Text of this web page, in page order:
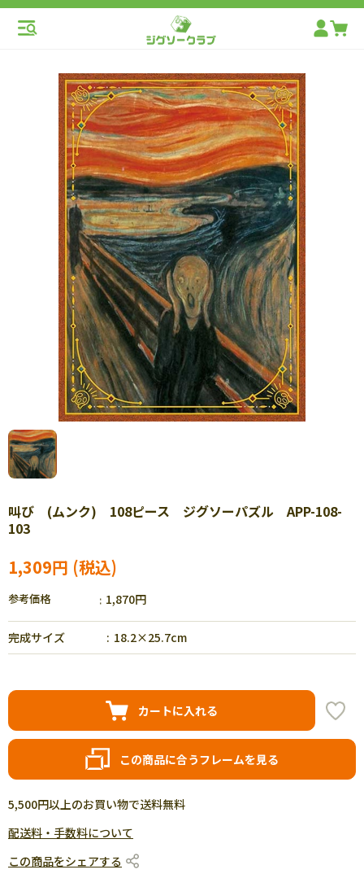
叫び (ムンク) 108ピース ジグソーパズル APP-108-
103
1,309円
参考価格 1,870円
完成サイズ 18.2×25.7cm
カートに入れる
この商品に合うフレームを見る
5,500円以上のお買い物で送料無料
配送料・手数料について
この商品をシェアする